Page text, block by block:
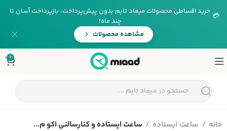
💳 خرید اقساطی محصولات میعاد تایم بدون پیش‌پرداخت، بازپرداخت آسان تا
چند ماه!
مشاهده محصولات
0
خانه ساعت ایستاده ساعت ایستاده و کنارسالنی اکو م...